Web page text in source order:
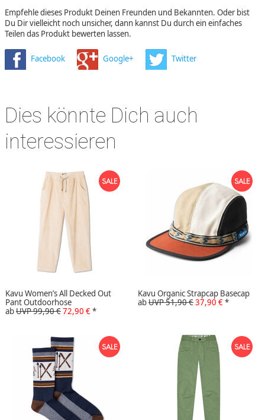
Empfehle dieses Produkt Deinen Freunden und Bekannten. Oder bist
Du Dir vielleicht noch unsicher, dann kannst Du durch ein einfaches
Teilen das Produkt bewerten lassen.
Facebook Google+ Twitter
Dies könnte Dich auch
interessieren
Kavu Women’s All Decked Out
Pant Outdoorhose
abUVP 99,90 €72,90 €*
Kavu Organic Strapcap Basecap
abUVP 51,90 €37,90 €*